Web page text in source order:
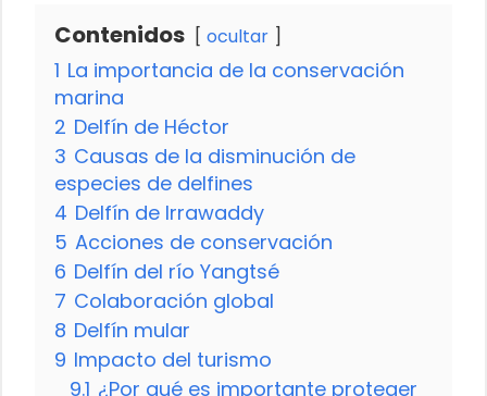
Contenidos ocultar
1 La importancia de la conservación
marina
2 Delfín de Héctor
3 Causas de la disminución de
especies de delfines
4 Delfín de Irrawaddy
5 Acciones de conservación
6 Delfín del río Yangtsé
7 Colaboración global
8 Delfín mular
9 Impacto del turismo
9.1 ¿Por qué es importante proteger